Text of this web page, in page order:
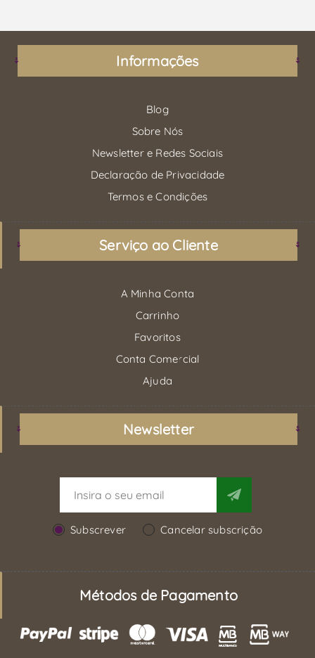
Informações
Blog
Sobre Nós
Newsletter e Redes Sociais
Declaração de Privacidade
Termos e Condições
Serviço ao Cliente
A Minha Conta
Carrinho
Favoritos
Conta Comercial
Ajuda
Newsletter
Subscrever Cancelar subscrição
Métodos de Pagamento